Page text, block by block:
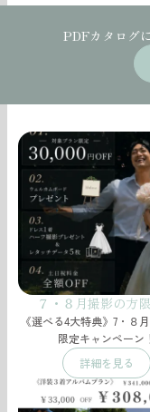
PDFカタログ
７・８月撮影の方
《選べる4大特典》7・８
限定キャンペーン！
詳細を見る